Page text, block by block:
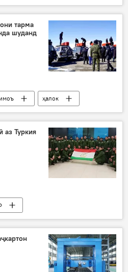
сафорат
тарма
шуданд
ҳалок
ВМКБ
аз Туркия
маҷруҳ
наҷот